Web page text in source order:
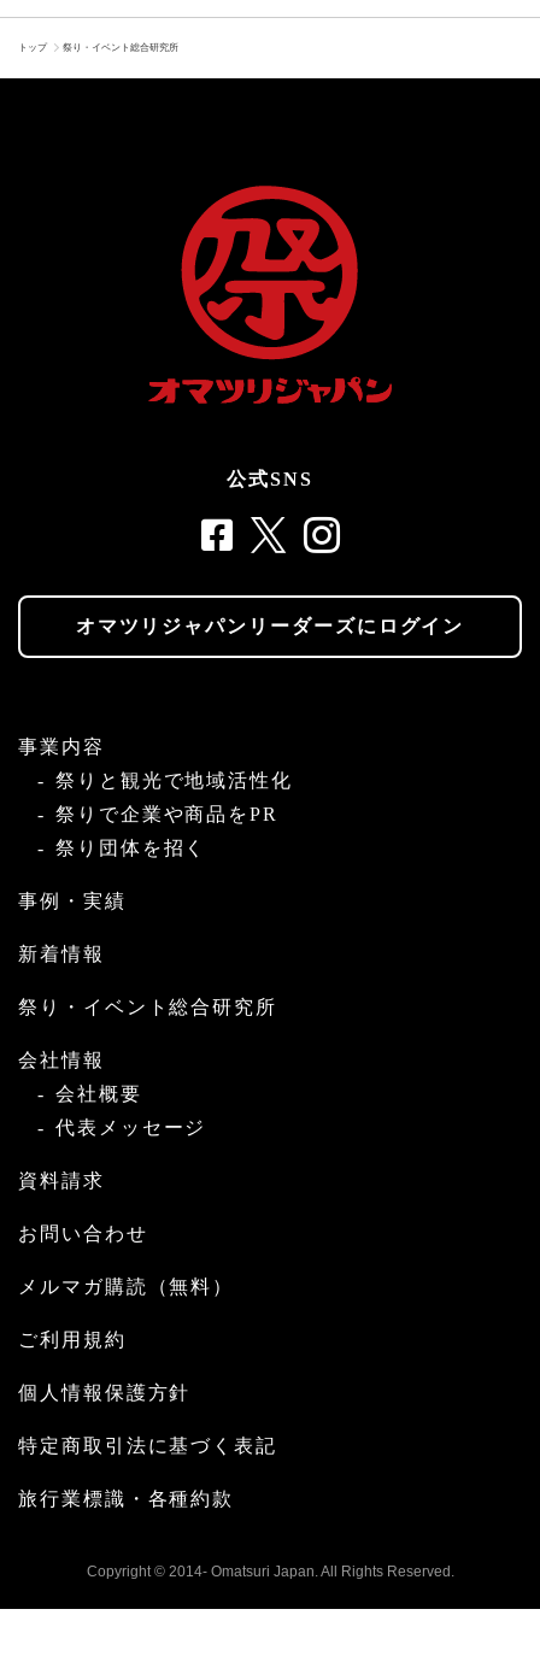
トップ 祭り・イベント総合研究所
公式SNS
オマツリジャパンリーダーズにログイン
事業内容
祭りと観光で地域活性化
祭りで企業や商品をPR
祭り団体を招く
事例・実績
新着情報
祭り・イベント総合研究所
会社情報
会社概要
代表メッセージ
資料請求
お問い合わせ
メルマガ購読（無料）
ご利用規約
個人情報保護方針
特定商取引法に基づく表記
旅行業標識・各種約款
Copyright © 2014- Omatsuri Japan. All Rights Reserved.